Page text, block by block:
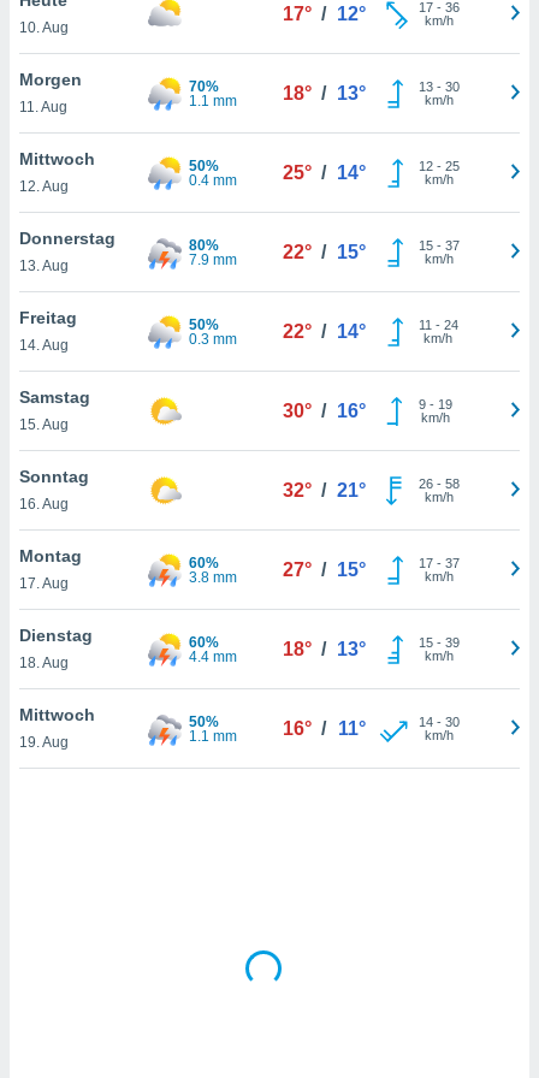
oder
Partner
es uns
das
der
Profil zu
Ihnen
finden
. Sie
jederzeit
Rand
10. Aug
17° / 12° 17- 36
km/h
Morgen
11. Aug
70%
1.1 mm
18° / 13° 13- 30
km/h
Mittwoch
12. Aug
50%
0.4 mm
25° / 14° 12- 25
km/h
Donnerstag
13. Aug
80%
7.9 mm
22° / 15° 15- 37
km/h
Freitag
14. Aug
50%
0.3 mm
22° / 14° 11 - 24
km/h
Samstag
15. Aug
30° / 16° 9- 19
km/h
Sonntag
16. Aug
32° / 21° 26- 58
km/h
Montag
17. Aug
60%
3.8 mm
27° / 15° 17- 37
km/h
Dienstag
18. Aug
60%
4.4 mm
18° / 13° 15- 39
km/h
Mittwoch
19. Aug
50%
1.1 mm
16° / 11° 14- 30
km/h